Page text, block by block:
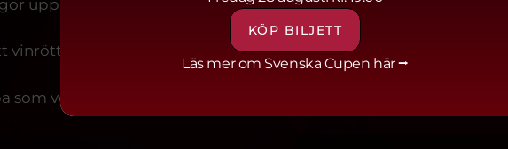
upplevelsen ännu mer speciell.
hjärta – ingen fara. Det brukar växa fram ganska snabbt!
som volontär? Läs mer och anmäl ditt intresse
KÖP BILJETT
Läs mer om Svenska Cupen här ⭢